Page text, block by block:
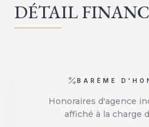
DÉTAIL
BARÈME
Honoraires d'agence
affiché à la charge